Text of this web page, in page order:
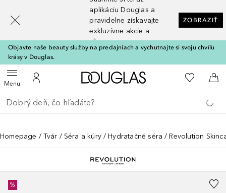
aplikáciu Douglas a
pravidelne získavajte
exkluzívne akcie a
zľavy
ZOBRAZIŤ
Objavte naše beauty služby na predajniach a vychutnajte si svoju chvíľu
krásy v Douglas.
MenuOtvoriť menuDo môjho účtu
Domov Do môjho
Do
Choď späť
Vykonajte vyhľadávanie
Homepage Tvár Séra a kúry Hydratačné séra Revolution
%
[navigation.slideout.screenreader]